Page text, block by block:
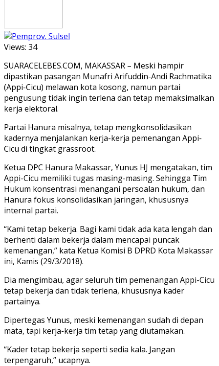
Views: 34
SUARACELEBES.COM, MAKASSAR – Meski hampir
dipastikan pasangan Munafri Arifuddin-Andi Rachmatika
(Appi-Cicu) melawan kota kosong, namun partai
pengusung tidak ingin terlena dan tetap memaksimalkan
kerja elektoral.
Partai Hanura misalnya, tetap mengkonsolidasikan
kadernya menjalankan kerja-kerja pemenangan Appi-
Cicu di tingkat grassroot.
Ketua DPC Hanura Makassar, Yunus HJ mengatakan, tim
Appi-Cicu memiliki tugas masing-masing. Sehingga Tim
Hukum konsentrasi menangani persoalan hukum, dan
Hanura fokus konsolidasikan jaringan, khususnya
internal partai.
“Kami tetap bekerja. Bagi kami tidak ada kata lengah dan
berhenti dalam bekerja dalam mencapai puncak
kemenangan,” kata Ketua Komisi B DPRD Kota Makassar
ini, Kamis (29/3/2018).
Dia mengimbau, agar seluruh tim pemenangan Appi-Cicu
tetap bekerja dan tidak terlena, khususnya kader
partainya.
Dipertegas Yunus, meski kemenangan sudah di depan
mata, tapi kerja-kerja tim tetap yang diutamakan.
“Kader tetap bekerja seperti sedia kala. Jangan
terpengaruh,” ucapnya.